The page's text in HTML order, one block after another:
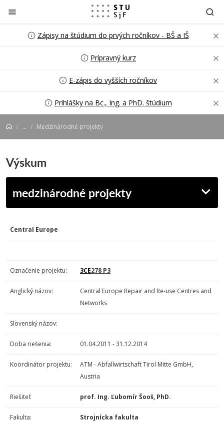
Prejsť na obsah
Zápisy na štúdium do prvých ročníkov - BŠ a IŠ
Prípravný kurz
E-zápis do vyšších ročníkov
Prihlášky na Bc., Ing. a PhD. štúdium
... Medzinárodné projekty
Výskum
medzinárodné projekty
Central Europe
Označenie projektu: 3CE278 P3
Anglický názov:
Central Europe Repair and Re-use Centres and
Networks
Slovenský názov:
Doba riešenia: 01.04.2011 - 31.12.2014
Koordinátor projektu:
ATM - Abfallwirtschaft Tirol Mitte GmbH,
Austria
Riešiteľ: prof. Ing. Ľubomír Šooš, PhD.
Fakulta: Strojnícka fakulta